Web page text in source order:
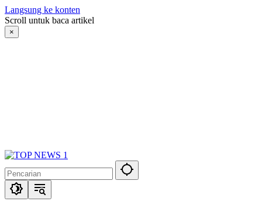
Langsung ke konten
Scroll untuk baca artikel
×